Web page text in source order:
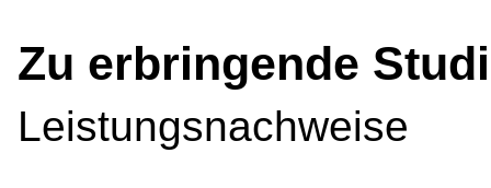
Zu erbringende
Leistungsnachweise